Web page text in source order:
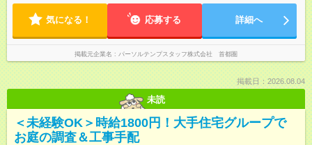
気になる！ 応募する 詳細へ
掲載元企業名 パーソルテンプスタッフ株式会社 首都圏
掲載日：2026.08.04
未読
＜未経験OK＞時給1800円！大手住宅グループで
お庭の調査＆工事手配